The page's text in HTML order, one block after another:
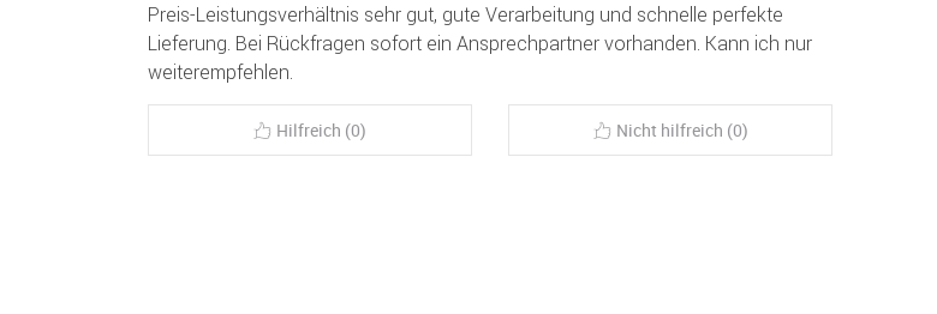
Preis-Leistungsverhältnis sehr gut, gute Verarbeitung und schnelle perfekte
Lieferung. Bei Rückfragen sofort ein Ansprechpartner vorhanden. Kann ich nur
weiterempfehlen.
Hilfreich (0) Nicht hilfreich (0)